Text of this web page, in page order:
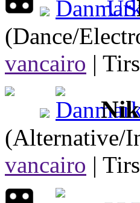
(Dance/
vancairo |
(Alternative/
vancairo |